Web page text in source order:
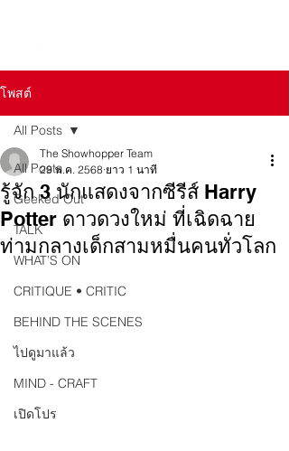
โพสต์
All Posts
Geeked Out
TALK
WHAT’S ON
CRITIQUE • CRITIC
BEHIND THE SCENES
ไปดูมาแล้ว
MIND - CRAFT
เปิดโปร
All Posts
รู้จัก 3 นักแสดงจากซีรีส์ Harry
Potter ดาวดวงใหม่ ที่เฉิดฉาย
ท่ามกลางเด็กสามหมื่นคนทั่วโลก
The Showhopper Team
29 พ.ค. 2568 ยาว 1 นาที